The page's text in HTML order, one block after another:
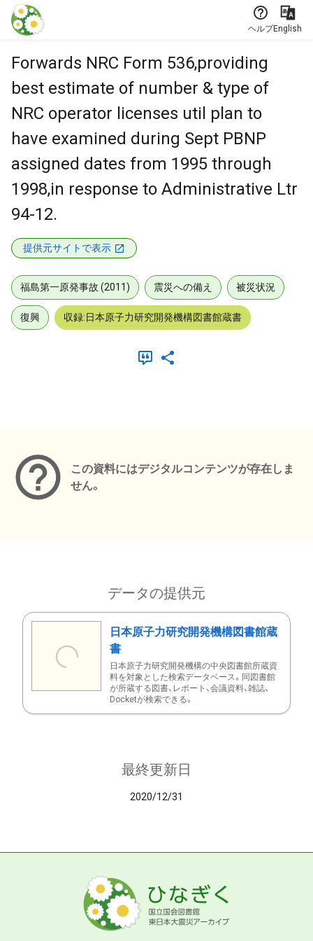
本文に飛ぶ
ヘルプEnglish
Forwards NRC Form 536,providing
best estimate of number & type of
NRC operator licenses util plan to
have examined during Sept PBNP
assigned dates from 1995 through
1998,in response to Administrative Ltr
94-12.
提供元サイトで表示
福島第一原発事故 (2011) 震災への備え 被災状況
復興 収録:日本原子力研究開発機構図書館蔵書
この資料にはデジタルコンテンツが存在しま
せん。
データの提供元
日本原子力研究開発機構図書館蔵
書
日本原子力研究開発機構の中央図書館所蔵資
料を対象とした検索データベース。同図書館
が所蔵する図書、レポート、会議資料、雑誌、
Docketが検索できる。
最終更新日
2020/12/31